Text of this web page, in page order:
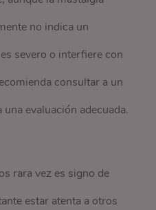
no indica un
severo o interfiere con
consultar a un
evaluación adecuada.
rara vez es signo de
estar atenta a otros